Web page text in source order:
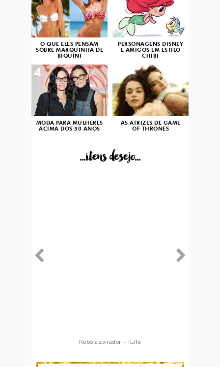
O QUE ELES PENSAM
SOBRE MARQUINHA DE
BIQUÍNI
PERSONAGENS DISNEY
E AMIGOS EM ESTILO
CHIBI
MODA PARA MULHERES
ACIMA DOS 50 ANOS
4
AS ATRIZES DE GAME
OF THRONES
...itens desejo...
Robô aspirador – ILife